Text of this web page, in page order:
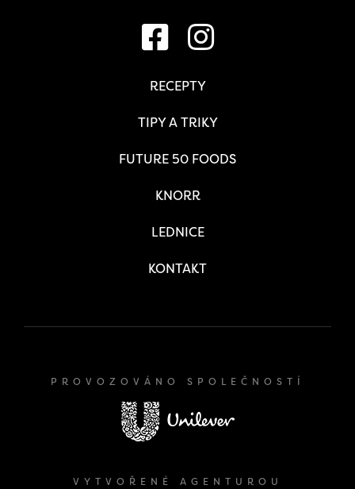
RECEPTY
TIPY A TRIKY
FUTURE 50 FOODS
KNORR
LEDNICE
KONTAKT
PROVOZOVÁNO SPOLEČNOSTÍ
VYTVOŘENÉ AGENTUROU